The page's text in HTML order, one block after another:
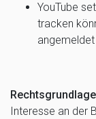
YouTube
tracken
angemeldet
Interesse an der